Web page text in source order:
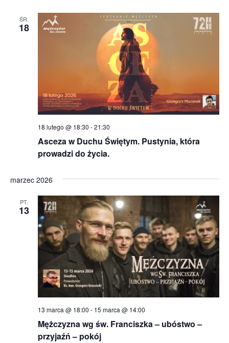
ŚR.
18
Asceza w Duchu Świętym. Pustynia, która
prowadzi do życia.
18 lutego @ 18:30 -21:30
marzec 2026
PT.
13
Mężczyzna wg św. Franciszka – ubóstwo –
przyjaźń – pokój
13 marca @ 18:00 - 15 marca @ 14:00